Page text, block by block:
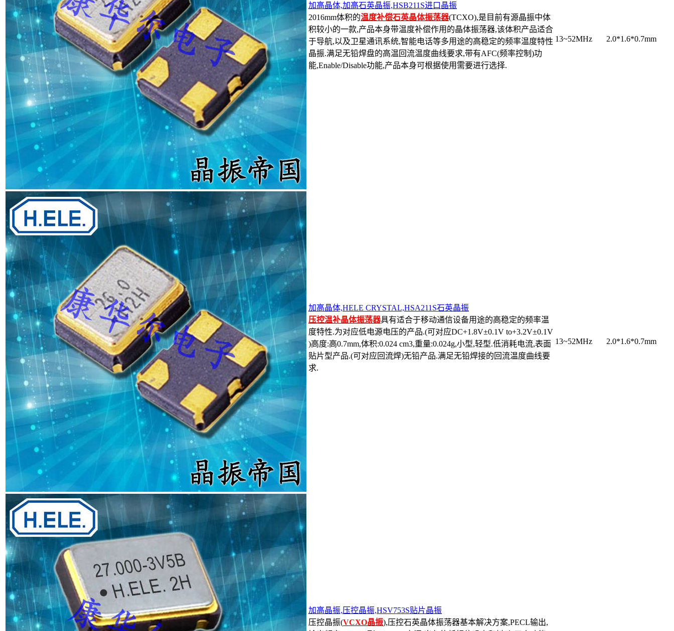
加高晶体,加高石英晶振,HSB211S进口晶振
2016mm体积的温度补偿石英晶体振荡器(TCXO),是目前有源晶振中体
积较小的一款,产品本身带温度补偿作用的晶体振荡器,该体积产品适合
于导航,以及卫星通讯系统,智能电话等多用途的高稳定的频率温度特性
晶振.满足无铅焊盘的高温回流温度曲线要求,带有AFC(频率控制)功
能,Enable/Disable功能,产品本身可根据使用需要进行选择.
13~52MHz 2.0*1.6*0.7mm
加高晶体,HELE CRYSTAL,HSA211S石英晶振
压控温补晶体振荡器具有适合于移动通信设备用途的高稳定的频率温
度特性.为对应低电源电压的产品.(可对应DC+1.8V±0.1V to+3.2V±0.1V
)高度:高0.7mm,体积:0.024 cm3,重量:0.024g,小型,轻型.低消耗电流,表面
贴片型产品.(可对应回流焊)无铅产品.满足无铅焊接的回流温度曲线要
求.
13~52MHz 2.0*1.6*0.7mm
加高晶振,压控晶振,HSV753S贴片晶振
压控晶振(VCXO晶振),压控石英晶体振荡器基本解决方案,PECL输出,